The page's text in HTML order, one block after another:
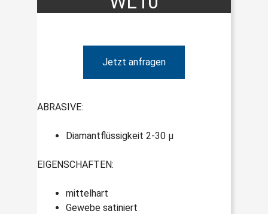
Jetzt anfragen
ABRASIVE:
Diamantflüssigkeit 2-30 µ
EIGENSCHAFTEN:
mittelhart
Gewebe satiniert